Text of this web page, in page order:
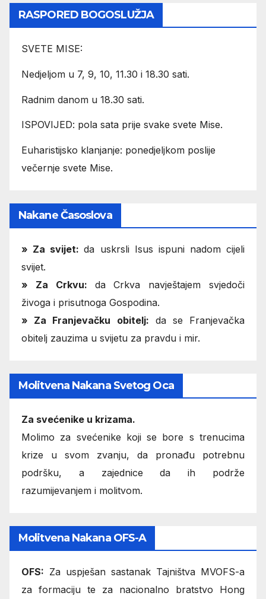
RASPORED BOGOSLUŽJA
SVETE MISE:
Nedjeljom u 7, 9, 10, 11.30 i 18.30 sati.
Radnim danom u 18.30 sati.
ISPOVIJED: pola sata prije svake svete Mise.
Euharistijsko klanjanje: ponedjeljkom poslije
večernje svete Mise.
Nakane Časoslova
» Za svijet:da uskrsli Isus ispuni nadom cijeli
svijet.
» Za Crkvu: da Crkva navještajem svjedoči
živoga i prisutnoga Gospodina.
» Za Franjevačku obitelj: da se Franjevačka
obitelj zauzima u svijetu za pravdu i mir.
Molitvena Nakana Svetog Oca
Za svećenike u krizama.
Molimo za svećenike koji se bore s trenucima
krize u svom zvanju, da pronađu potrebnu
podršku, a zajednice da ih podrže
razumijevanjem i molitvom.
Molitvena Nakana OFS-A
OFS: Za uspješan sastanak Tajništva MVOFS-a
za formaciju te za nacionalno bratstvo Hong